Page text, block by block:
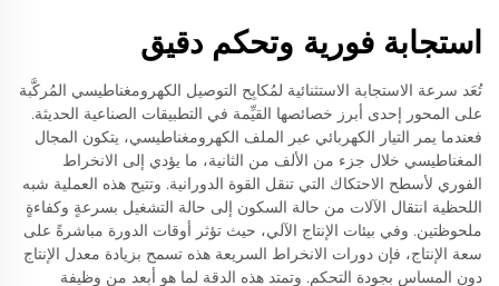
استجابة فورية وتحكم دقيق
تُعَد سرعة الاستجابة الاستثنائية لمُكابِح التوصيل الكهرومغناطيسي المُركَّبة
على المحور إحدى أبرز خصائصها القيِّمة في التطبيقات الصناعية الحديثة.
فعندما يمر التيار الكهربائي عبر الملف الكهرومغناطيسي، يتكون المجال
المغناطيسي خلال جزء من الألف من الثانية، ما يؤدي إلى الانخراط
الفوري لأسطح الاحتكاك التي تنقل القوة الدورانية. وتتيح هذه العملية شبه
اللحظية انتقال الآلات من حالة السكون إلى حالة التشغيل بسرعةٍ وكفاءةٍ
ملحوظتين. وفي بيئات الإنتاج الآلي، حيث تؤثر أوقات الدورة مباشرةً على
سعة الإنتاج، فإن دورات الانخراط السريعة هذه تسمح بزيادة معدل الإنتاج
دون المساس بجودة التحكم. وتمتد هذه الدقة لما هو أبعد من وظيفة